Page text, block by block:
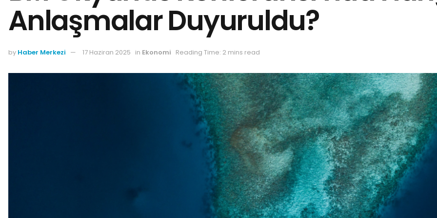
Anlaşmalar Duyuruldu?
by Haber Merkezi 17 Haziran 2025 in Ekonomi Reading Time: 2 mins read